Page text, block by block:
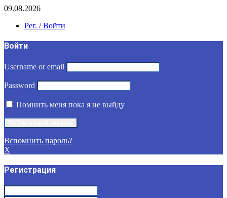
09.08.2026
Рег. / Войти
Войти
Username or email
Password
Помнить меня пока я не выйду
Вспомнить пароль?
X
Регистрация